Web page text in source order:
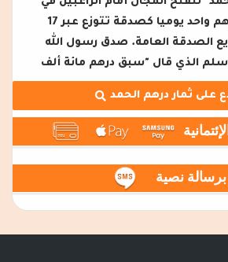
التبرع بمبلغ درهم واحد يوميا كصدقة تتوزع عبر 17
الصدقة العامة. صدق رسول الله
الذي قال "سبق درهم مائة ألف
على ثمار درهم الحمد
درهم
برسالة نصية
بنشر هذا الرابط على مجموعة